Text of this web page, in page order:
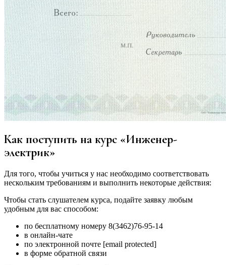
Как поступить на курс «Инженер-
электрик»
Для того, чтобы учиться у нас необходимо соответствовать
нескольким требованиям и выполнить некоторые действия:
Чтобы стать слушателем курса, подайте заявку любым
удобным для вас способом:
по бесплатному номеру 8(3462)76-95-14
в онлайн-чате
по электронной почте [email protected]
в форме обратной связи